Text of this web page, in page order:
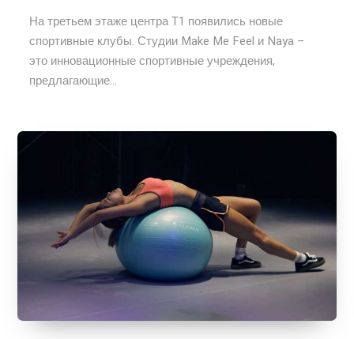
На третьем этаже центра T1 появились новые
спортивные клубы. Студии Make Me Feel и Naya –
это инновационные спортивные учреждения,
предлагающие...